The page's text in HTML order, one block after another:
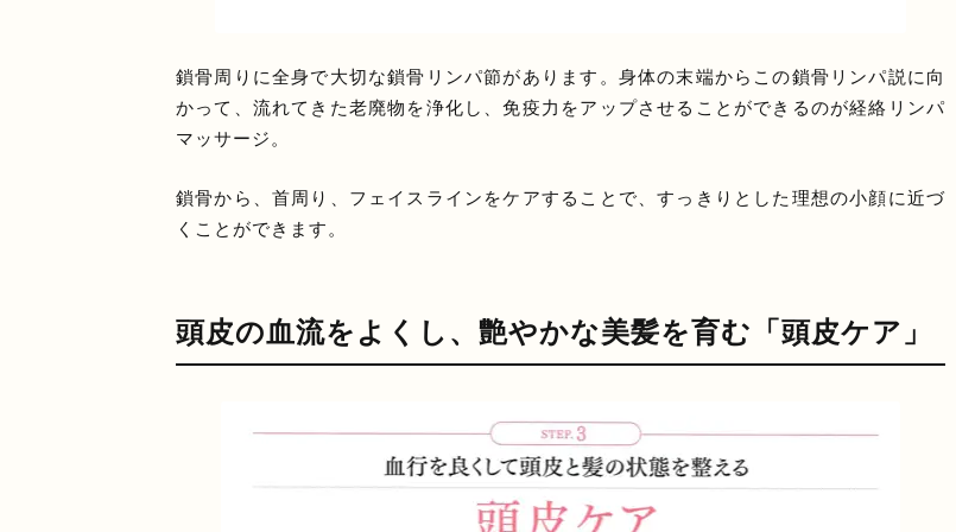
鎖骨周りに全身で大切な鎖骨リンパ節があります。身体の末端からこの鎖骨リンパ説に向
かって、流れてきた老廃物を浄化し、免疫力をアップさせることができるのが経絡リンパ
マッサージ。
鎖骨から、首周り、フェイスラインをケアすることで、すっきりとした理想の小顔に近づ
くことができます。
頭皮の血流をよくし、艶やかな美髪を育む「頭皮ケア」